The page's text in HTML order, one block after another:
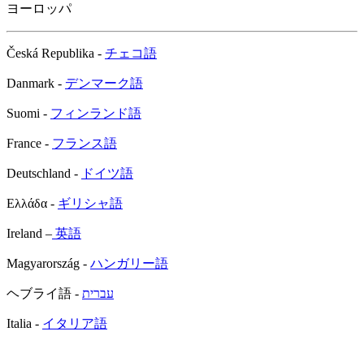
ヨーロッパ
Česká Republika - チェコ語
Danmark - デンマーク語
Suomi - フィンランド語
France - フランス語
Deutschland - ドイツ語
Ελλάδα - ギリシャ語
Ireland – 英語
Magyarország - ハンガリー語
ヘブライ語 - עברית
Italia - イタリア語